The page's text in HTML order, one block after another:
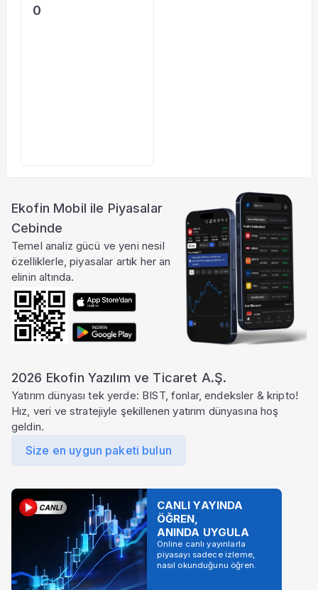
0
Ekofin Mobil ile Piyasalar
Cebinde
Temel analiz gücü ve yeni nesil
özelliklerle, piyasalar artık her an
elinin altında.
2026 Ekofin Yazılım ve Ticaret A.Ş.
Yatırım dünyası tek yerde: BIST, fonlar, endeksler & kripto!
Hız, veri ve stratejiyle şekillenen yatırım dünyasına hoş
geldin.
Size en uygun paketi bulun
CANLI YAYINDA
ÖĞREN,
ANINDA UYGULA
Online canlı yayınlarla
piyasayı sadece izleme,
nasıl okunduğunu öğren.